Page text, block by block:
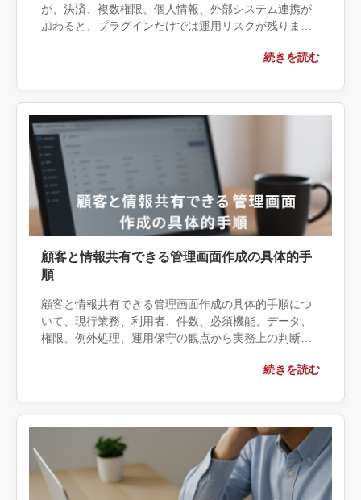
が、決済、複数権限、個人情報、外部システム連携が
加わると、プラグインだけでは運用リスクが残りま
界と、本番前に決める保守・バックアップ・退会時削
続きを読む
顧客と情報共有できる管理画面作成の具体的手
順
顧客と情報共有できる管理画面作成の具体的手順につ
いて、現行業務、利用者、件数、必須機能、データ、
権限、例外処理、運用保守の観点から実務上の判断材
する条件、相談前に用意する情報、依頼後に確認すべ
続きを読む